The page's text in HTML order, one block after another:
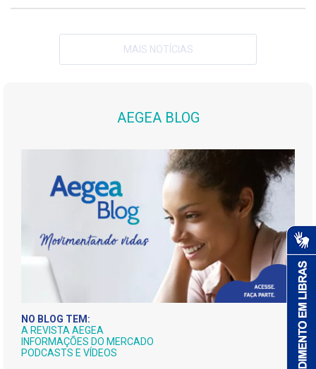
MAIS NOTÍCIAS
AEGEA BLOG
NO BLOG TEM:
A REVISTA AEGEA
INFORMAÇÕES DO MERCADO
PODCASTS E VÍDEOS